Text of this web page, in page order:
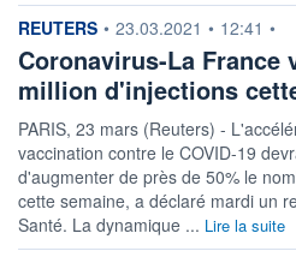
information fournie par
REUTERS • 23.03.2021 • 12:41 •
Coronavirus-La France
million d'injections
PARIS, 23 mars (Reuters) -
vaccination contre le COVID-19
d'augmenter de près de 50% le
cette semaine, a déclaré mardi un
Santé. La dynamique ... Lire la suite